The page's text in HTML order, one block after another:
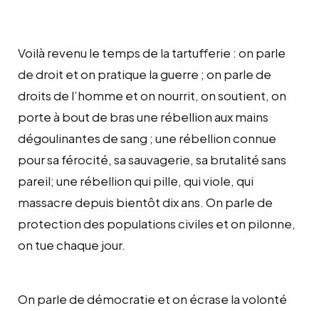
Voilà revenu le temps de la tartufferie : on parle
de droit et on pratique la guerre ; on parle de
droits de l’homme et on nourrit, on soutient, on
porte à bout de bras une rébellion aux mains
dégoulinantes de sang ; une rébellion connue
pour sa férocité, sa sauvagerie, sa brutalité sans
pareil; une rébellion qui pille, qui viole, qui
massacre depuis bientôt dix ans. On parle de
protection des populations civiles et on pilonne,
on tue chaque jour.
On parle de démocratie et on écrase la volonté